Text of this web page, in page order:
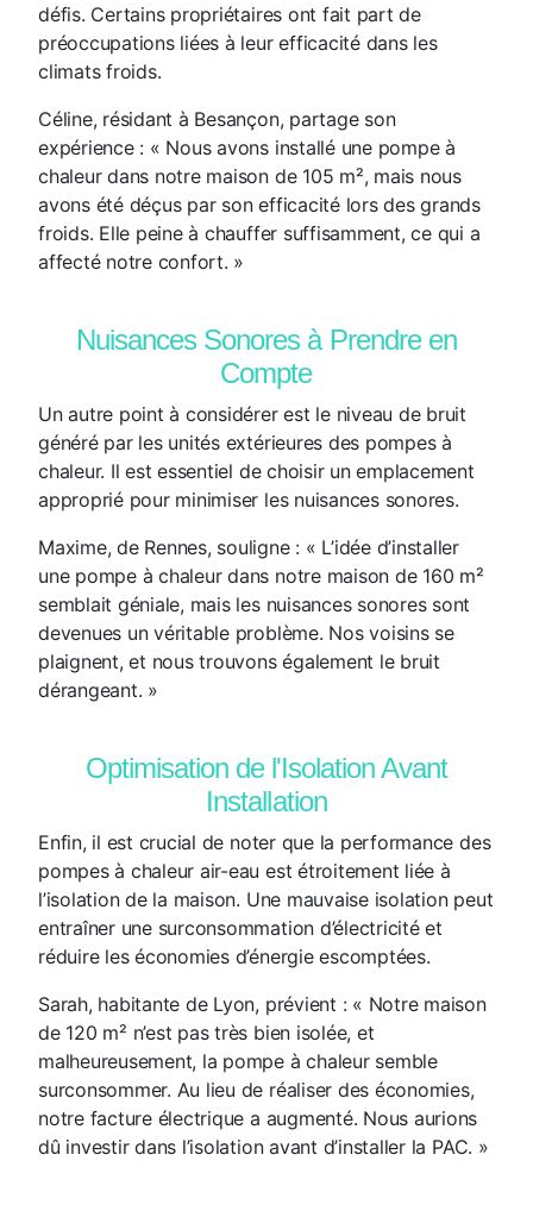
défis. Certains propriétaires ont fait part de
préoccupations liées à leur efficacité dans les
climats froids.
Céline, résidant à Besançon, partage son
expérience : « Nous avons installé une pompe à
chaleur dans notre maison de 105 m², mais nous
avons été déçus par son efficacité lors des grands
froids. Elle peine à chauffer suffisamment, ce qui a
affecté notre confort. »
Nuisances Sonores à Prendre en
Compte
Un autre point à considérer est le niveau de bruit
généré par les unités extérieures des pompes à
chaleur. Il est essentiel de choisir un emplacement
approprié pour minimiser les nuisances sonores.
Maxime, de Rennes, souligne : « L’idée d’installer
une pompe à chaleur dans notre maison de 160 m²
semblait géniale, mais les nuisances sonores sont
devenues un véritable problème. Nos voisins se
plaignent, et nous trouvons également le bruit
dérangeant. »
Optimisation de l'Isolation Avant
Installation
Enfin, il est crucial de noter que la performance des
pompes à chaleur air-eau est étroitement liée à
l’isolation de la maison. Une mauvaise isolation peut
entraîner une surconsommation d’électricité et
réduire les économies d’énergie escomptées.
Sarah, habitante de Lyon, prévient : « Notre maison
de 120 m² n’est pas très bien isolée, et
malheureusement, la pompe à chaleur semble
surconsommer. Au lieu de réaliser des économies,
notre facture électrique a augmenté. Nous aurions
dû investir dans l’isolation avant d’installer la PAC. »